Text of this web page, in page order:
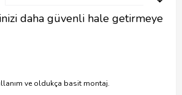
daha güvenli hale getirmeye
ve oldukça basit montaj.